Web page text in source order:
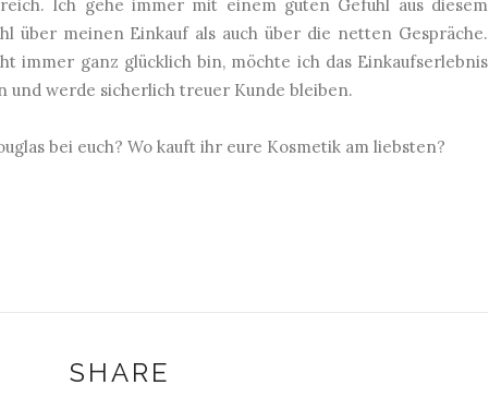
Ich gehe immer mit einem guten Gefühl aus diesem
über meinen Einkauf als auch über die netten Gespräche.
immer ganz glücklich bin, möchte ich das Einkaufserlebnis
und werde sicherlich treuer Kunde bleiben.
bei euch? Wo kauft ihr eure Kosmetik am liebsten?
SHARE